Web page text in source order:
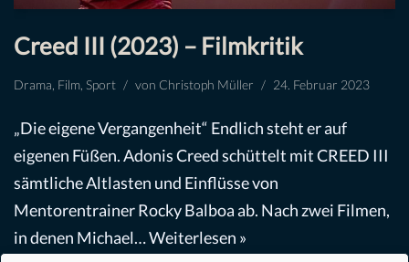
Creed III (2023) – Filmkritik
Drama Film Sport von Christoph Müller 24. Februar 2023
„Die eigene Vergangenheit“ Endlich steht er auf
eigenen Füßen. Adonis Creed schüttelt mit CREED III
sämtliche Altlasten und Einflüsse von
Mentorentrainer Rocky Balboa ab. Nach zwei Filmen,
in denen Michael…Weiterlesen »